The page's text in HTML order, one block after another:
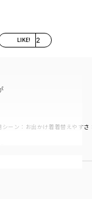
LIKE! 2
シーン ：お出かけ着着替えやすさ